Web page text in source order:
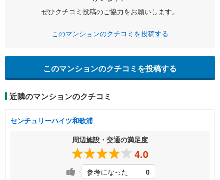
ぜひクチコミ投稿のご協力をお願いします。
このマンションのクチコミを投稿する
このマンションのクチコミを投稿する
近隣のマンションのクチコミ
センチュリーハイツ和歌浦
周辺施設・交通の満足度
4.0
参考になった 0